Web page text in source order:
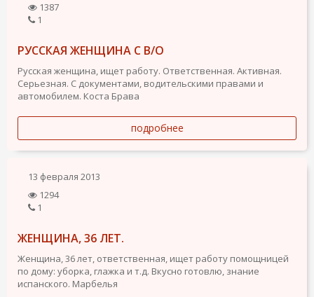
1387
1
РУССКАЯ ЖЕНЩИНА С В/О
Русская женщина, ищет работу. Ответственная. Активная.
Серьезная. С документами, водительскими правами и
автомобилем. Коста Брава
подробнее
13 февраля 2013
1294
1
ЖЕНЩИНА, 36 ЛЕТ.
Женщина, 36 лет, ответственная, ищет работу помощницей
по дому: уборка, глажка и т.д. Вкусно готовлю, знание
испанского. Марбелья